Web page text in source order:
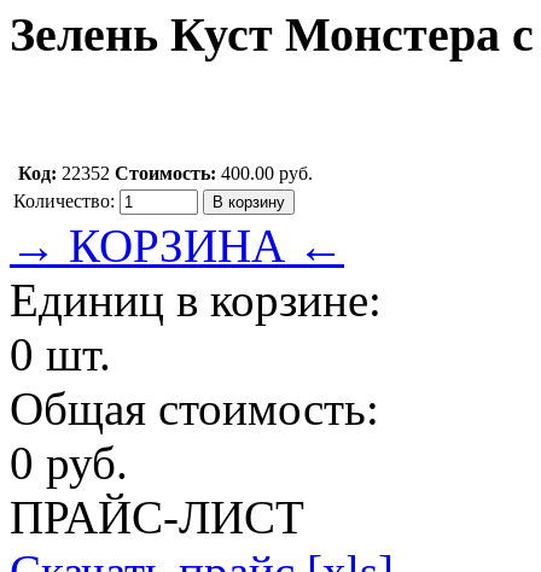
Зелень Куст Монстера
Код: 22352 Стоимость: 400.00 руб.
Количество:
→ КОРЗИНА ←
Единиц в корзине:
0 шт.
Общая стоимость:
0 руб.
ПРАЙС-ЛИСТ